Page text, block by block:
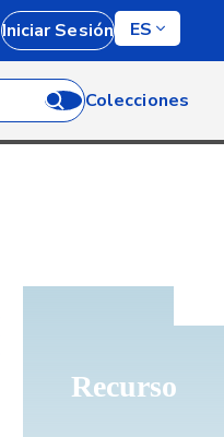
Iniciar Sesión ES
Colecciones
Recurso